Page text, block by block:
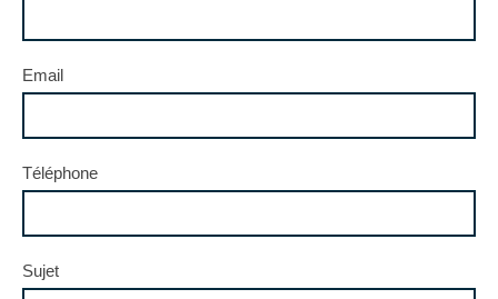
Email
Téléphone
Sujet